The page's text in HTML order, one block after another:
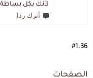
لأنك بكل
أترك ردا
#1.36
الصفحات